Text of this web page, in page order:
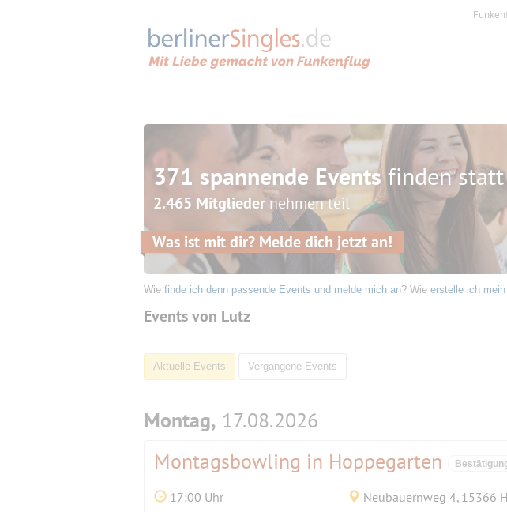
371 spannende Eventsfinden statt
2.465 Mitgliedernehmen teil
Was ist mit dir? Melde dich jetzt an!
Wie finde ich denn passende Events und melde mich an? Wie erstelle ich
Events von Lutz
Aktuelle Events Vergangene Events
Montag, 17.08.2026
Montagsbowling in Hoppegarten
17:00 Uhr Neubauernweg 4, 15366